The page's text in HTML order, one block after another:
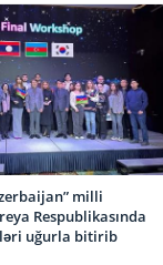
milli
Respublikasında
uğurla bitirib